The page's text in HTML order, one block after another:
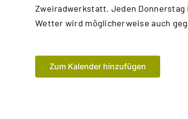
Zweiradwerkstatt. Jeden
Wetter wird möglicherweise auch
Zum Kalender hinzufügen